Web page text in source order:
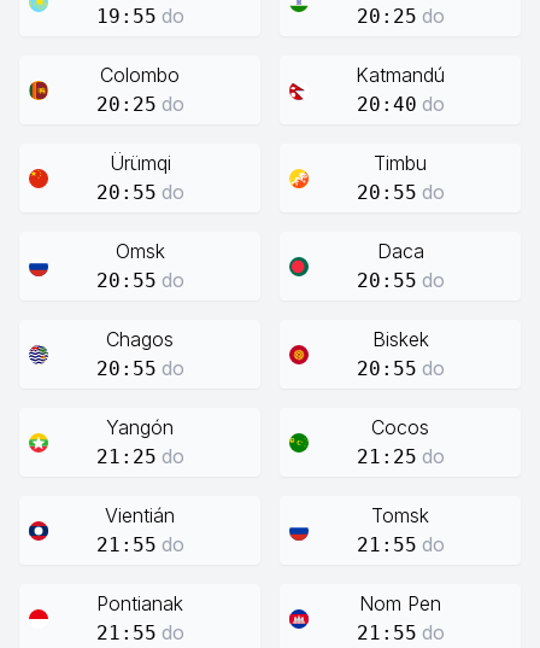
19:55 do 20:25 do
Colombo
20:25 do
Katmandú
20:40 do
Ürümqi
20:55 do
Timbu
20:55 do
Omsk
20:55 do
Daca
20:55 do
Chagos
20:55 do
Biskek
20:55 do
Yangón
21:25 do
Cocos
21:25 do
Vientián
21:55 do
Tomsk
21:55 do
Pontianak
21:55 do
Nom Pen
21:55 do